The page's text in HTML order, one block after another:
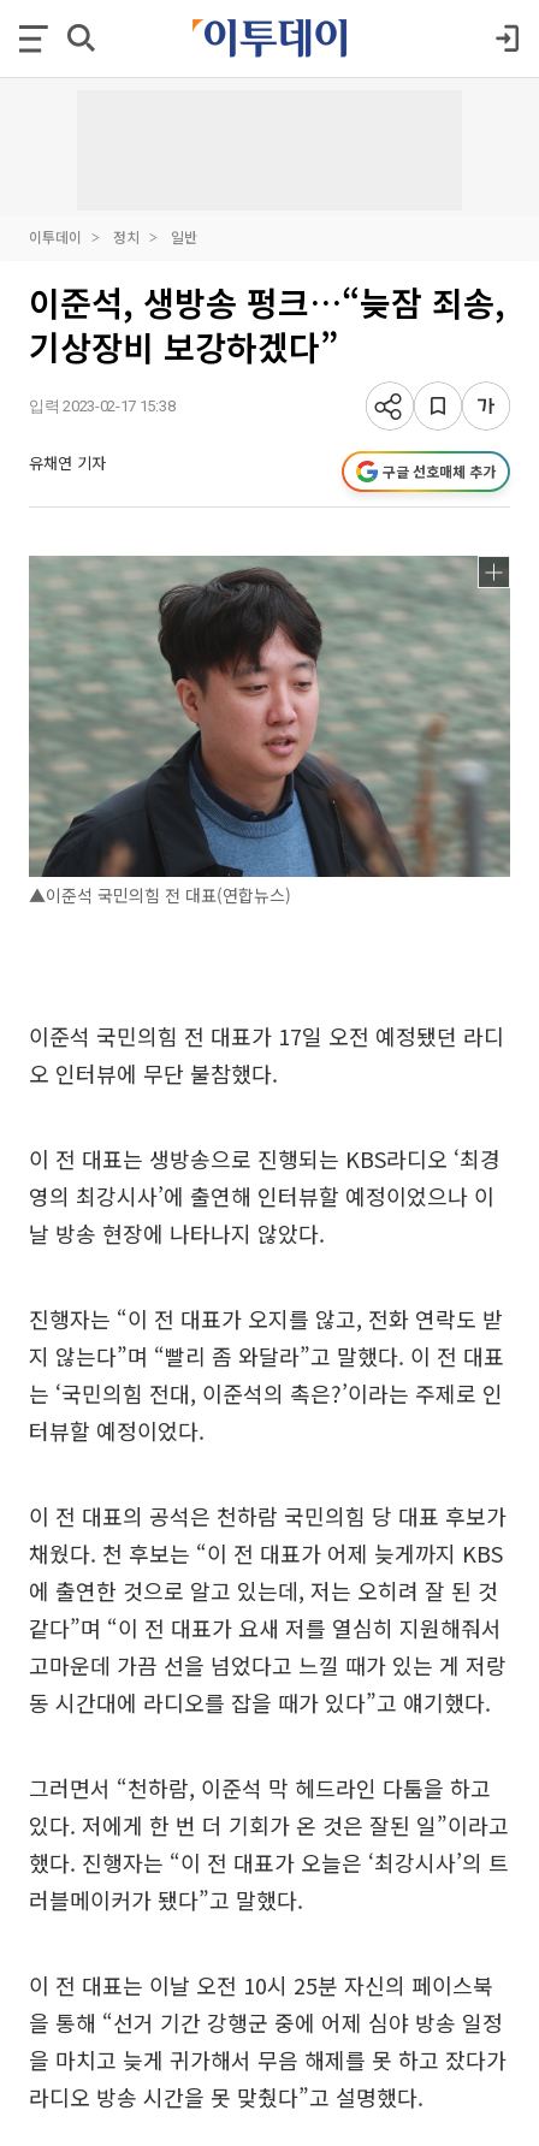
이투데이 정치 일반
이준석, 생방송 펑크…“늦잠 죄송,
기상장비 보강하겠다”
입력 2023-02-17 15:38
유채연 기자 구글 선호매체 추가
▲이준석 국민의힘 전 대표(연합뉴스)
이준석 국민의힘 전 대표가 17일 오전 예정됐던 라디
오 인터뷰에 무단 불참했다.
이 전 대표는 생방송으로 진행되는 KBS라디오 ‘최경
영의 최강시사’에 출연해 인터뷰할 예정이었으나 이
날 방송 현장에 나타나지 않았다.
진행자는 “이 전 대표가 오지를 않고, 전화 연락도 받
지 않는다”며 “빨리 좀 와달라”고 말했다. 이 전 대표
는 ‘국민의힘 전대, 이준석의 촉은?’이라는 주제로 인
터뷰할 예정이었다.
이 전 대표의 공석은 천하람 국민의힘 당 대표 후보가
채웠다. 천 후보는 “이 전 대표가 어제 늦게까지 KBS
에 출연한 것으로 알고 있는데, 저는 오히려 잘 된 것
같다”며 “이 전 대표가 요새 저를 열심히 지원해줘서
고마운데 가끔 선을 넘었다고 느낄 때가 있는 게 저랑
동 시간대에 라디오를 잡을 때가 있다”고 얘기했다.
그러면서 “천하람, 이준석 막 헤드라인 다툼을 하고
있다. 저에게 한 번 더 기회가 온 것은 잘된 일”이라고
했다. 진행자는 “이 전 대표가 오늘은 ‘최강시사’의 트
러블메이커가 됐다”고 말했다.
이 전 대표는 이날 오전 10시 25분 자신의 페이스북
을 통해 “선거 기간 강행군 중에 어제 심야 방송 일정
을 마치고 늦게 귀가해서 무음 해제를 못 하고 잤다가
라디오 방송 시간을 못 맞췄다”고 설명했다.